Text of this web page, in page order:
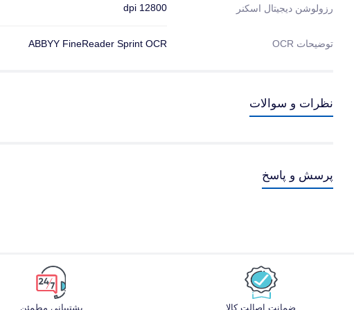
رزولوشن دیجیتال اسکنر 12800 dpi
توضیحات OCR ABBYY FineReader Sprint OCR
نظرات و سوالات
پرسش و پاسخ
ضمانت اصالت کالا پشتیبانی مطمئن